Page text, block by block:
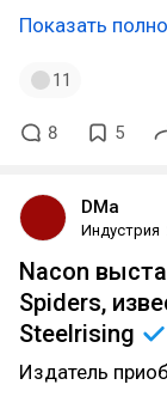
Показать
11
8 5
DMa
Индустрия
Nacon
Spiders,
Steelrising
Издатель